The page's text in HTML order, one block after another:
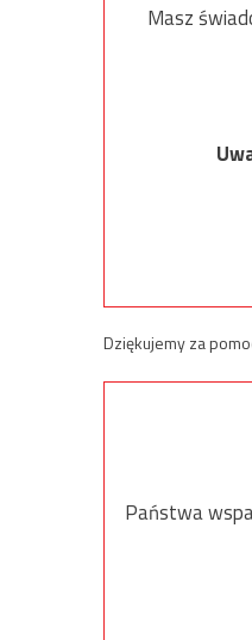
Masz
Dziękujemy za
Państwa